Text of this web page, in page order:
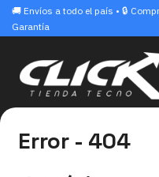
🚚 Envíos a todo el país • 🔒
Garantía
Error - 404